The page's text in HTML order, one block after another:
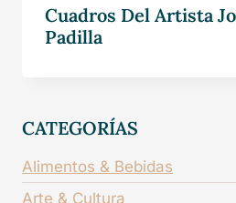
Cuadros Del Artista
Padilla
CATEGORÍAS
Alimentos & Bebidas
Arte & Cultura